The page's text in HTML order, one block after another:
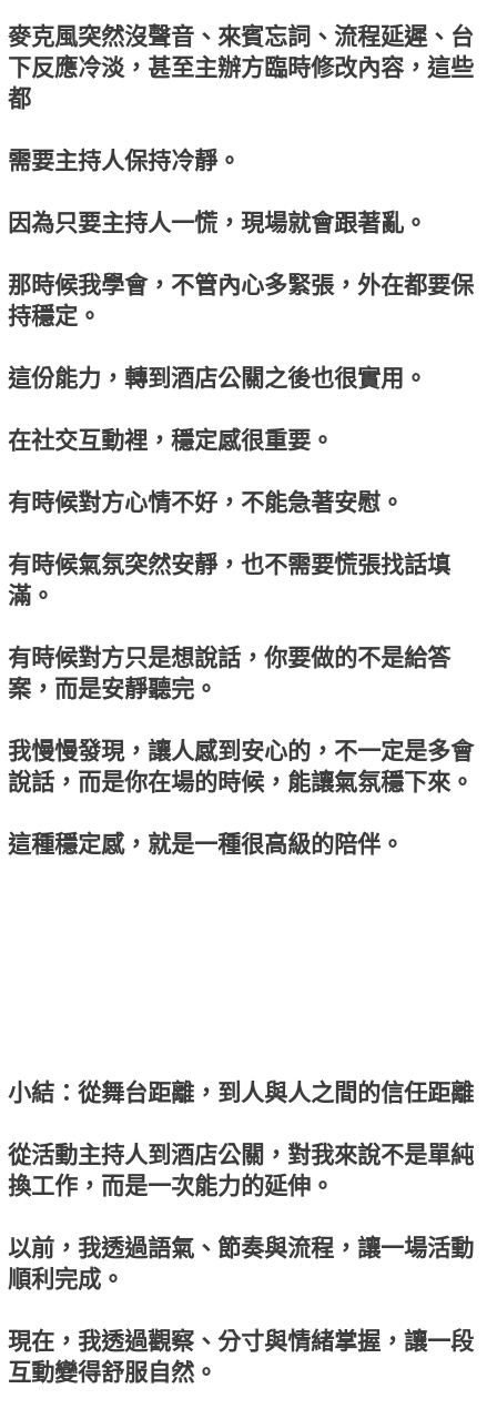
麥克風突然沒聲音、來賓忘詞、流程延遲、台
下反應冷淡，甚至主辦方臨時修改內容，這些
都
需要主持人保持冷靜。
因為只要主持人一慌，現場就會跟著亂。
那時候我學會，不管內心多緊張，外在都要保
持穩定。
這份能力，轉到酒店公關之後也很實用。
在社交互動裡，穩定感很重要。
有時候對方心情不好，不能急著安慰。
有時候氣氛突然安靜，也不需要慌張找話填
滿。
有時候對方只是想說話，你要做的不是給答
案，而是安靜聽完。
我慢慢發現，讓人感到安心的，不一定是多會
說話，而是你在場的時候，能讓氣氛穩下來。
這種穩定感，就是一種很高級的陪伴。
小結：從舞台距離，到人與人之間的信任距離
從活動主持人到酒店公關，對我來說不是單純
換工作，而是一次能力的延伸。
以前，我透過語氣、節奏與流程，讓一場活動
順利完成。
現在，我透過觀察、分寸與情緒掌握，讓一段
互動變得舒服自然。